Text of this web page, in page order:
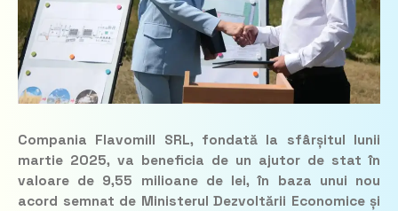
Compania Flavomill SRL, fondată la sfârșitul lunii
martie 2025, va beneficia de un ajutor de stat în
valoare de 9,55 milioane de lei, în baza unui nou
acord semnat de Ministerul Dezvoltării Economice și